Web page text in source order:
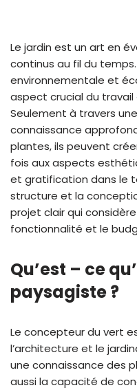
Le jardin est un art en
continus au fil du
environnementale et
aspect crucial du travail
Seulement à travers
connaissance
plantes, ils peuvent
fois aux aspects
et gratification dans le
structure et la
projet clair qui
fonctionnalité et le
Qu’est – ce
paysagiste ?
Le concepteur du vert
l’architecture et le
une connaissance des
aussi la capacité de